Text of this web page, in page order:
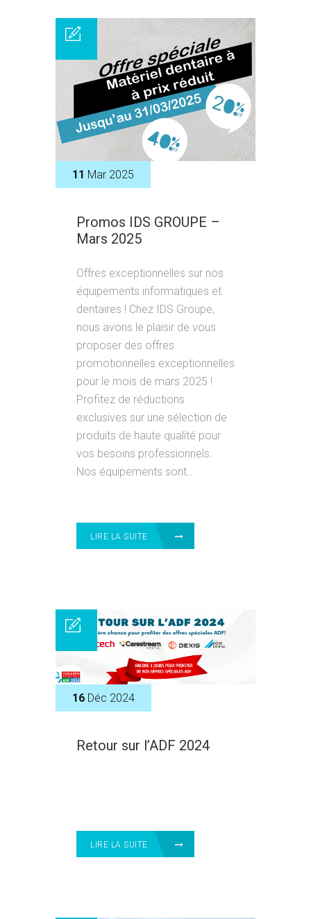
11 Mar 2025
Promos IDS GROUPE –
Mars 2025
Offres exceptionnelles sur nos
équipements informatiques et
dentaires ! Chez IDS Groupe,
nous avons le plaisir de vous
proposer des offres
promotionnelles exceptionnelles
pour le mois de mars 2025 !
Profitez de réductions
exclusives sur une sélection de
produits de haute qualité pour
vos besoins professionnels.
Nos équipements sont...
LIRE LA SUITE
16 Déc 2024
Retour sur l’ADF 2024
LIRE LA SUITE